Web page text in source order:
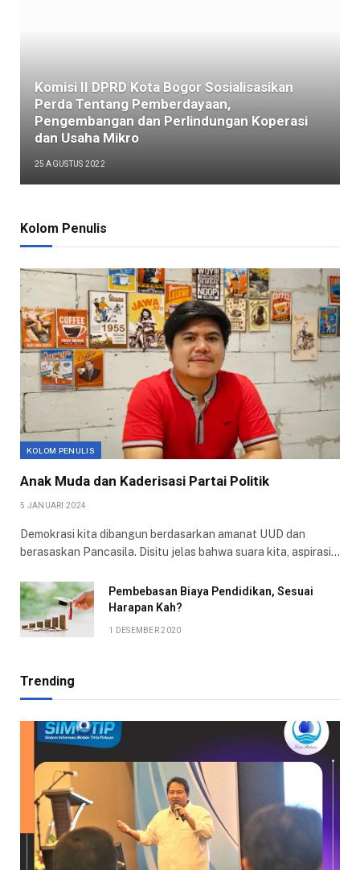
Komisi II DPRD Kota Bogor Sosialisasikan
Perda Tentang Pemberdayaan,
Pengembangan dan Perlindungan Koperasi
dan Usaha Mikro
25 AGUSTUS 2022
Kolom Penulis
KOLOM PENULIS
Anak Muda dan Kaderisasi Partai Politik
5 JANUARI 2024
Demokrasi kita dibangun berdasarkan amanat UUD dan
berasaskan Pancasila. Disitu jelas bahwa suara kita, aspirasi…
Pembebasan Biaya Pendidikan, Sesuai
Harapan Kah?
1 DESEMBER 2020
Trending